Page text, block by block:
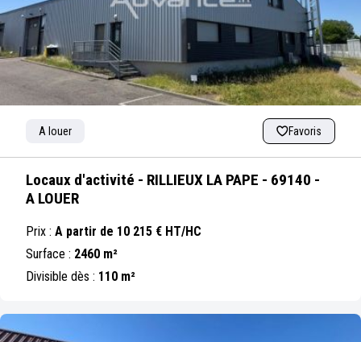
A louer Favoris
Locaux d'activité - RILLIEUX LA PAPE - 69140 -
A LOUER
Prix : A partir de 10 215 € HT/HC
Surface : 2460 m²
Divisible dès : 110 m²